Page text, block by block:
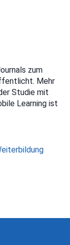
zum
Mehr
Studie mit
Learning ist